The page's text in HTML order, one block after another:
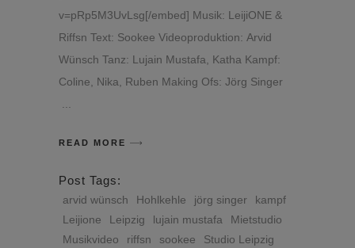
v=pRp5M3UvLsg[/embed] Musik: LeijiONE &
Riffsn Text: Sookee Videoproduktion: Arvid
Wünsch Tanz: Lujain Mustafa, Katha Kampf:
Coline, Nika, Ruben Making Ofs: Jörg Singer
READ MORE
Post Tags:
arvid wünsch Hohlkehle jörg singer
kampf
Leijione
Leipzig lujain mustafa
Mietstudio
Musikvideo
riffsn sookee
Studio Leipzig